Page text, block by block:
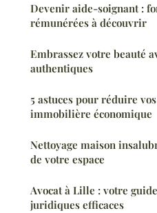
Devenir aide-soignant :
rémunérées à découvrir
Embrassez votre beauté
authentiques
5 astuces pour réduire
immobilière économique
Nettoyage maison
de votre espace
Avocat à Lille : votre
juridiques efficaces